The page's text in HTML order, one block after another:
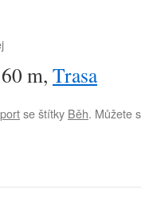
m, Trasa
se štítky Běh. Můžete